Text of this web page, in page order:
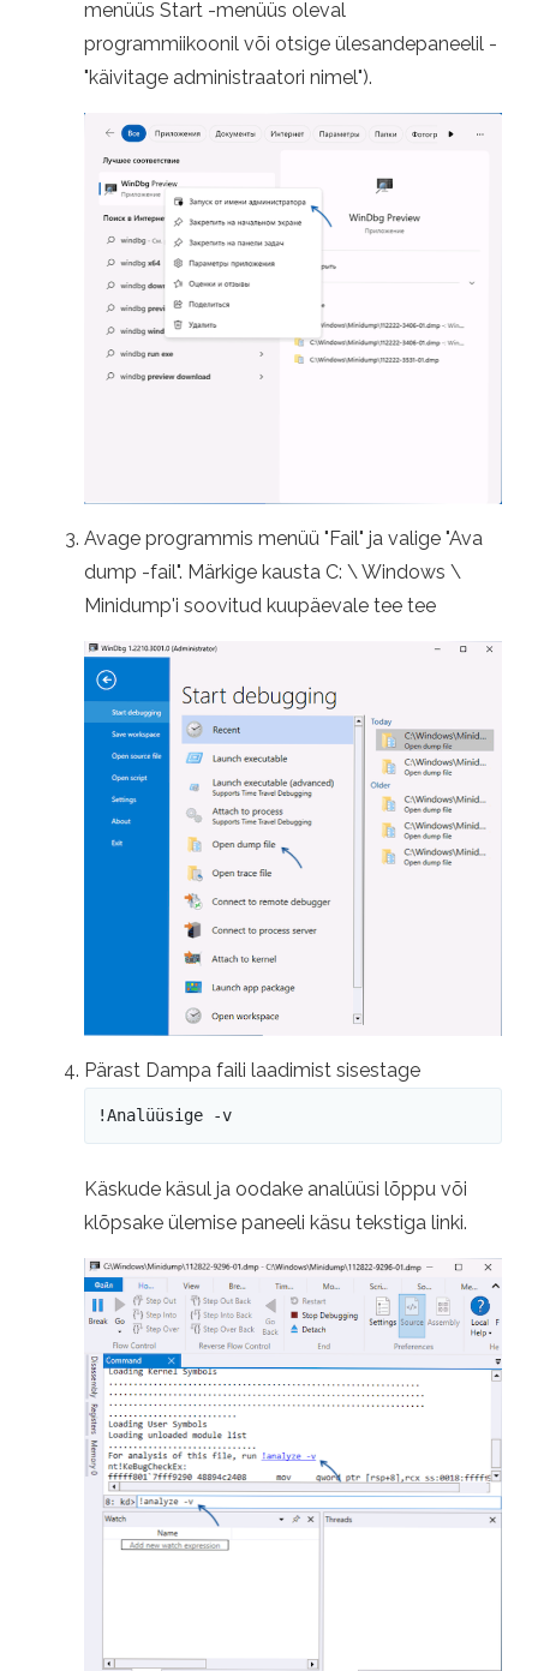
menüüs Start -menüüs oleval
programmiikoonil või otsige ülesandepaneelil -
"käivitage administraatori nimel").
Avage programmis menüü "Fail" ja valige "Ava
dump -fail". Märkige kausta C: \ Windows \
Minidump'i soovitud kuupäevale tee tee
Pärast Dampa faili laadimist sisestage
!Analüüsige -v
Käskude käsul ja oodake analüüsi lõppu või
klõpsake ülemise paneeli käsu tekstiga linki.